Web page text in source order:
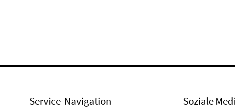
Service-Navigation Soziale